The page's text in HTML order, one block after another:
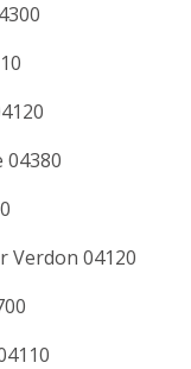
04380
Verdon 04120